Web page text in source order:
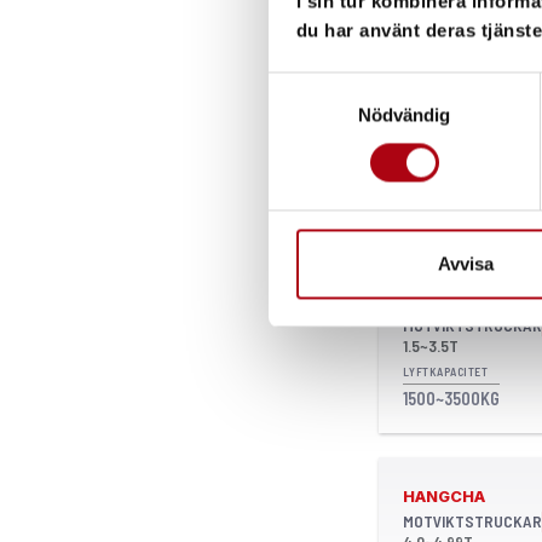
du har använt deras
Nödvändig
Avvisa
4000~5000KG
HANGCHA
MOTVIKTSTRUCKAR
LYFTKAPACITET
HANGCHA
MOTVIKTSTRUCKAR
1.5~3.5T
LYFTKAPACITET
1500~3500KG
HANGCHA
MOTVIKTSTRUCKAR